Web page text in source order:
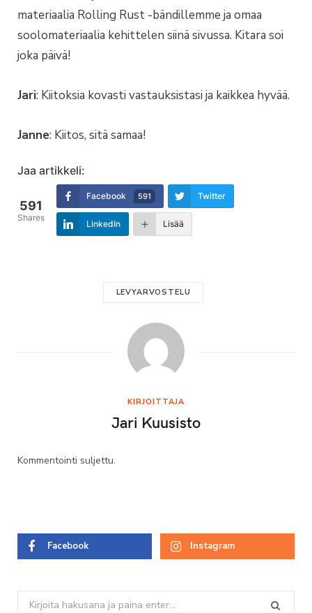
materiaalia Rolling Rust -bändillemme ja omaa
soolomateriaalia kehittelen siinä sivussa. Kitara soi
joka päivä!
Jari: Kiitoksia kovasti vastauksistasi ja kaikkea hyvää.
Janne: Kiitos, sitä samaa!
Jaa artikkeli:
591
Shares
Facebook 591 Twitter
LinkedIn Lisää
LEVYARVOSTELU
KIRJOITTAJA
Jari Kuusisto
Kommentointi suljettu.
Facebook Instagram
Search